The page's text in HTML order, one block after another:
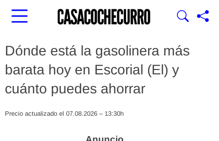
Dónde está la gasolinera más
barata hoy en Escorial (El) y
cuánto puedes ahorrar
Precio actualizado el 07.08.2026 – 13:30h